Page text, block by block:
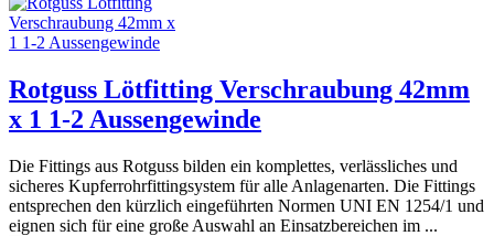
Rotguss Lötfitting Verschraubung 42mm
x 1 1-2 Aussengewinde
Die Fittings aus Rotguss bilden ein komplettes, verlässliches und
sicheres Kupferrohrfittingsystem für alle Anlagenarten. Die Fittings
entsprechen den kürzlich eingeführten Normen UNI EN 1254/1 und
eignen sich für eine große Auswahl an Einsatzbereichen im ...